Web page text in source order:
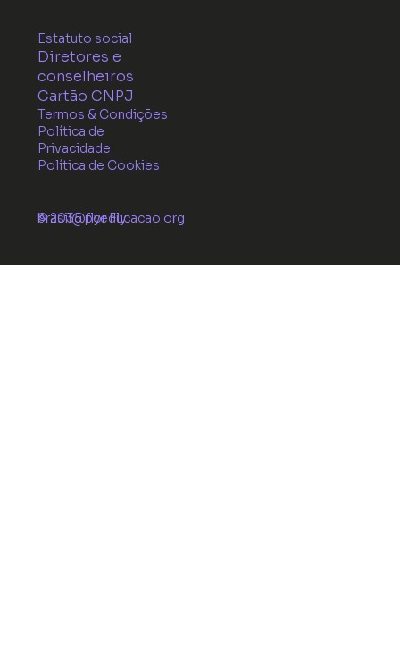
Estatuto social
Diretores e
conselheiros
Cartão CNPJ
Termos & Condições
Política de
Privacidade
Política de Cookies
© 2035 por Fly
brasil@flyeducacao.org